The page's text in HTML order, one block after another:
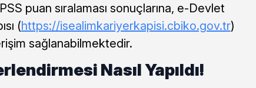
puan sıralaması sonuçlarına, e-Devlet
(https://isealimkariyerkapisi.cbiko.gov.tr)
sağlanabilmektedir.
Nasıl Yapıldı!